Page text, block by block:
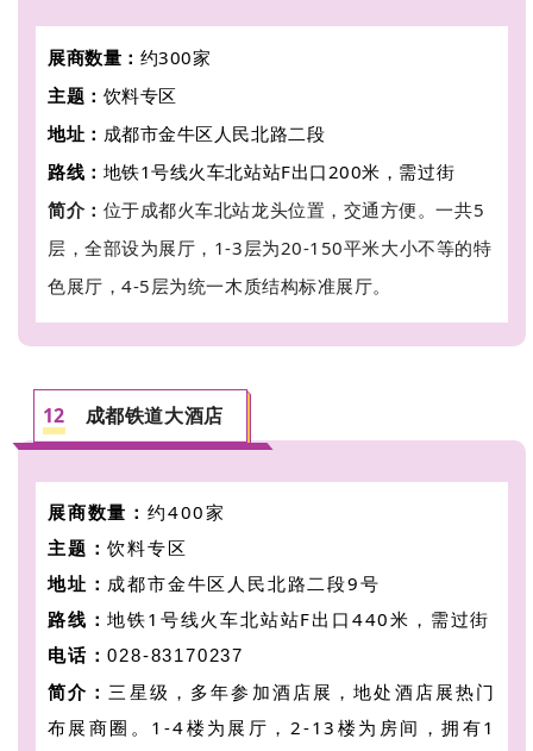
展商数量 ： 约300家
主题： 饮料专区
地址： 成都市金牛区人民北路二段
路线： 地铁1号线火车北站站F出口200米，需过街
简介： 位于成都火车北站龙头位置，交通方便。一共5
层，全部设为展厅，1-3层为20-150平米大小不等的特
色展厅，4-5层为统一木质结构标准展厅。
12 成都铁道大酒店
展商数量： 约400家
主题：饮料专区
地址： 成都市金牛区人民北路二段9号
路线：地铁1号线火车北站站F出口440米，需过街
电话：028-83170237
简介： 三星级，多年参加酒店展，地处酒店展热门
布展商圈。 1-4楼为展厅，2-13楼为房间，拥有1